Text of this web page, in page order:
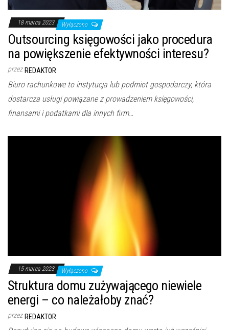
18 marca 2023 Wyłączono
Outsourcing księgowości jako procedura
na powiększenie efektywności interesu?
przez REDAKTOR
Biuro rachunkowe to instytucja lub podmiot gospodarczy, która
dostarcza usługi powiązane z prowadzeniem księgowości,
finansami i podatkami dla innych firm…
15 marca 2023 Wyłączono
Struktura domu zużywającego niewiele
energi – co należałoby znać?
przez REDAKTOR